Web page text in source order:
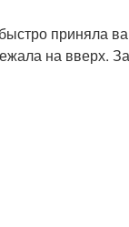
приняла
на вверх.